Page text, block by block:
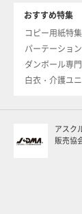
おすすめ特集
コピー用紙特集
パーテーショ
ダンボール専
白衣・介護ユ
アスク
販売協